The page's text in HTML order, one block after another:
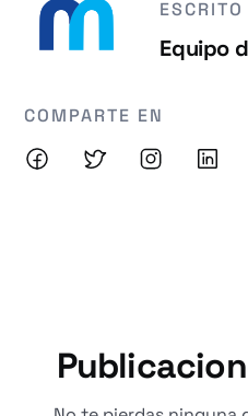
ESCRITO
Equipo
COMPARTE EN